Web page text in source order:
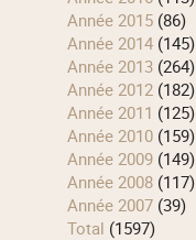
année 2015(86)
année 2014(145)
année 2013(264)
année 2012(182)
année 2011 (125)
année 2010(159)
année 2009(149)
année 2008(117)
année 2007(39)
total (1597)